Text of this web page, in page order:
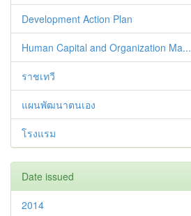
Development Action Plan
Human Capital and Organization Ma...
ราชเทวี
แผนพัฒนาตนเอง
โรงแรม
Date issued
2014